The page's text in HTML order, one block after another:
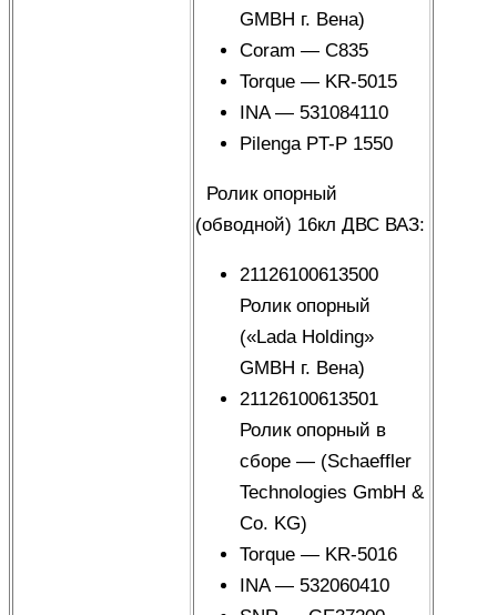
GMBH г. Вена)
Coram — C835
Torque — KR-5015
INA — 531084110
Pilenga PT-P 1550
Ролик опорный
(обводной) 16кл ДВС ВАЗ:
21126100613500
Ролик опорный
(«Lada Holding»
GMBH г. Вена)
21126100613501
Ролик опорный в
сборе — (Schaeffler
Technologies GmbH &
Co. KG)
Torque — KR-5016
INA — 532060410